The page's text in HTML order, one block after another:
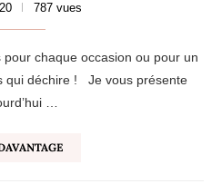
787 vues
chaque occasion ou pour un
qui déchire ! Je vous présente
…